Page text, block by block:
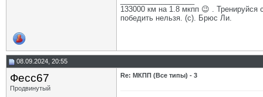
133000 км на 1.8 мкпп 😉 .
победить нельзя. (с). Брюс Ли.
08.09.2024, 20:55
Фесс67
Продвинутый
Re: МКПП (Все типы) - 3